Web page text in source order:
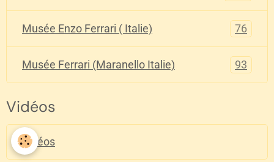
Musée Enzo Ferrari ( Italie) 76
Musée Ferrari (Maranello Italie) 93
Vidéos
Vidéos